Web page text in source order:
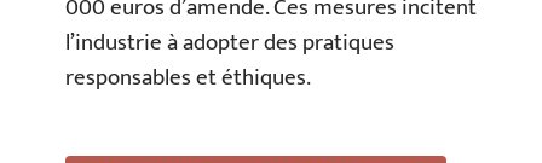
l’industrie à adopter des pratiques
responsables et éthiques.